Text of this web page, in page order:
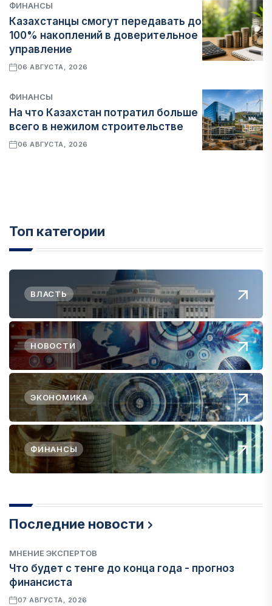
ФИНАНСЫ
Казахстанцы смогут передавать до
100% накоплений в доверительное
управление
06 АВГУСТА, 2026
ФИНАНСЫ
На что Казахстан потратил больше
всего в нежилом строительстве
06 АВГУСТА, 2026
Топ категории
ВЛАСТЬ
НОВОСТИ
ЭКОНОМИКА
ФИНАНСЫ
Последние новости
МНЕНИЕ ЭКСПЕРТОВ
Что будет с тенге до конца года - прогноз
финансиста
07 АВГУСТА, 2026